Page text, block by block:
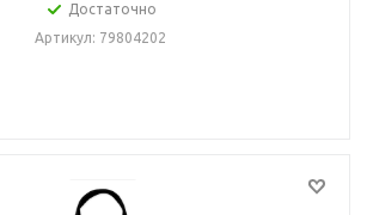
Достаточно
Артикул: 79804202